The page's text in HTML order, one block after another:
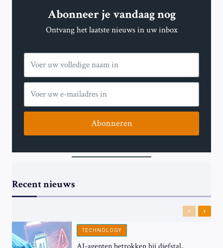
Abonneer je vandaag nog
Ontvang het laatste nieuws in uw inbox
Abonneren
Recent nieuws
Previous
Next
TECHNOLOGY